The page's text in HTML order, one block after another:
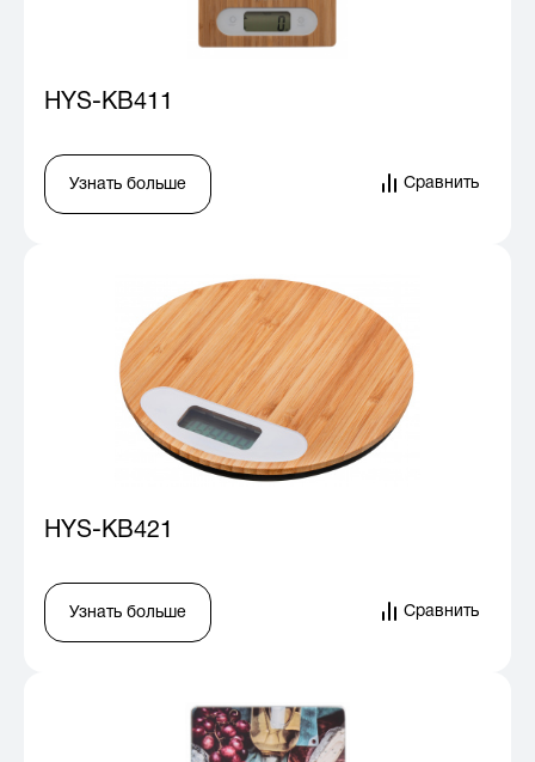
HYS-KB411
Узнать больше Сравнить
HYS-KB421
Узнать больше Сравнить